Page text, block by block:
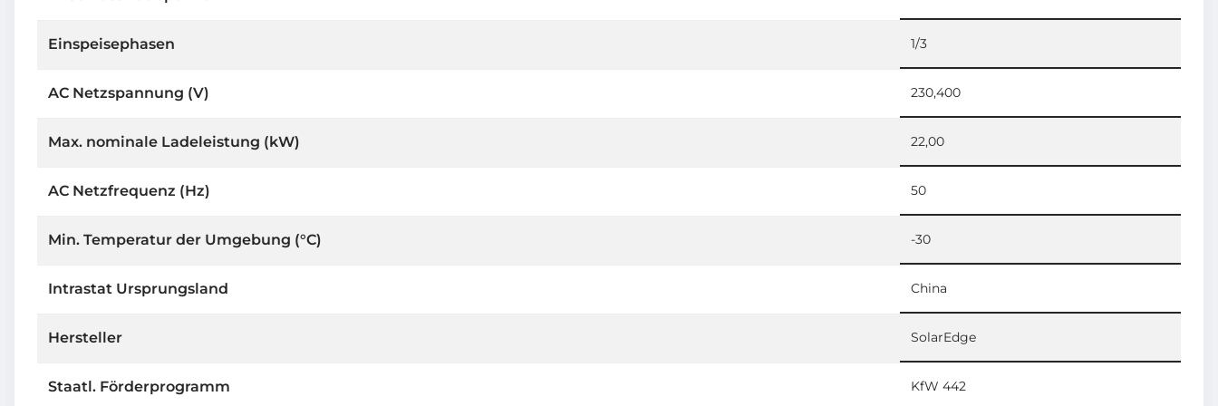
Einspeisephasen 1/3
AC Netzspannung (V) 230,400
Max. nominale Ladeleistung (kW) 22,00
AC Netzfrequenz (Hz) 50
Min. Temperatur der Umgebung (°C) -30
Intrastat Ursprungsland China
Hersteller SolarEdge
Staatl. Förderprogramm KfW 442